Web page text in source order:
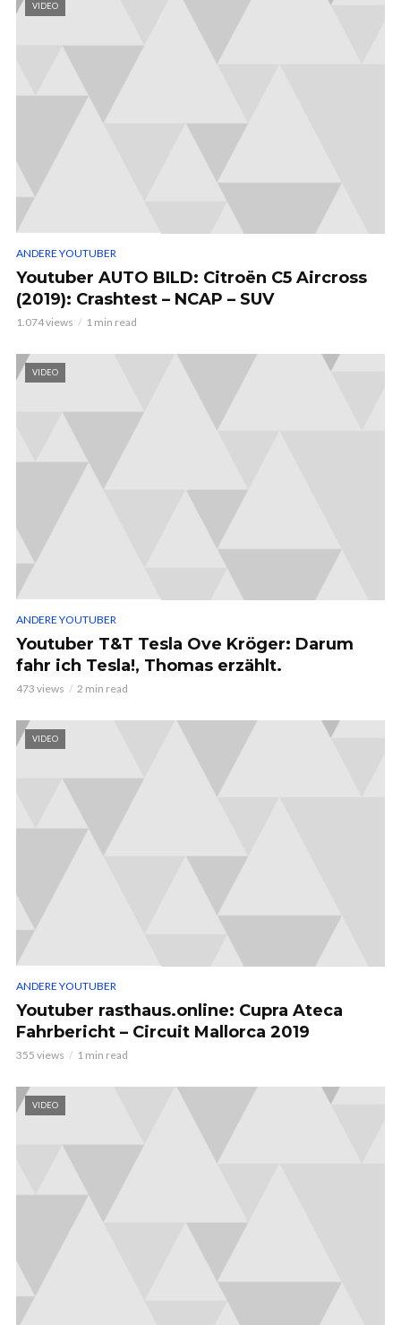
VIDEO
ANDERE YOUTUBER
Youtuber AUTO BILD: Citroën C5 Aircross
(2019): Crashtest – NCAP – SUV
1.074 views 1 min read
VIDEO
ANDERE YOUTUBER
Youtuber T&T Tesla Ove Kröger: Darum
fahr ich Tesla!, Thomas erzählt.
473 views 2 min read
VIDEO
ANDERE YOUTUBER
Youtuber rasthaus.online: Cupra Ateca
Fahrbericht – Circuit Mallorca 2019
355 views 1 min read
VIDEO